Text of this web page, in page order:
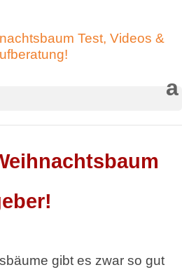
gibt es zwar so gut